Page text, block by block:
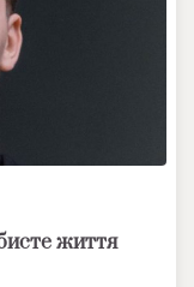
життя